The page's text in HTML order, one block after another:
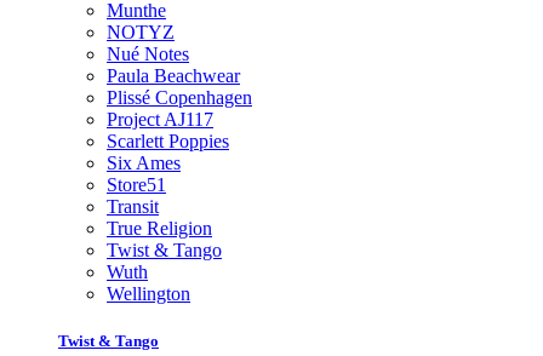
Munthe
NOTYZ
Nué Notes
Paula Beachwear
Plissé Copenhagen
Project AJ117
Scarlett Poppies
Six Ames
Store51
Transit
True Religion
Twist & Tango
Wuth
Wellington
Twist & Tango